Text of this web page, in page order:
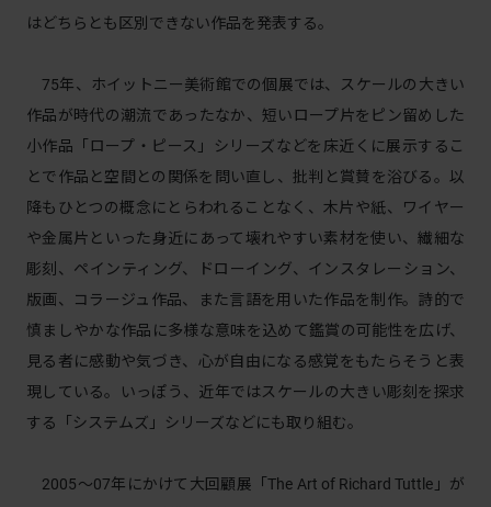
はどちらとも区別できない作品を発表する。
75年、ホイットニー美術館での個展では、スケールの大きい
作品が時代の潮流であったなか、短いロープ片をピン留めした
小作品「ロープ・ピース」シリーズなどを床近くに展示するこ
とで作品と空間との関係を問い直し、批判と賞賛を浴びる。以
降もひとつの概念にとらわれることなく、木片や紙、ワイヤー
や金属片といった身近にあって壊れやすい素材を使い、繊細な
彫刻、ペインティング、ドローイング、インスタレーション、
版画、コラージュ作品、また言語を用いた作品を制作。詩的で
慎ましやかな作品に多様な意味を込めて鑑賞の可能性を広げ、
見る者に感動や気づき、心が自由になる感覚をもたらそうと表
現している。いっぽう、近年ではスケールの大きい彫刻を探求
する「システムズ」シリーズなどにも取り組む。
2005〜07年にかけて大回顧展「The Art of Richard Tuttle」が